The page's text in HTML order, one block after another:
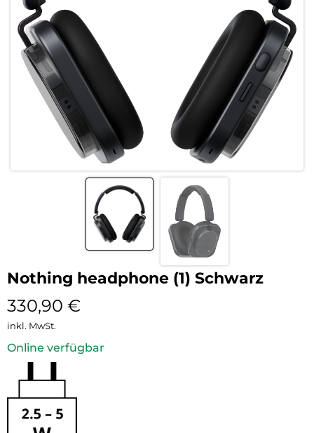
Nothing headphone (1) Schwarz
330,90 €
inkl. MwSt.
Online verfügbar